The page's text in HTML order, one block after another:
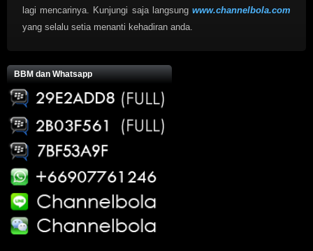
lagi mencarinya. Kunjungi saja langsung www.channelbola.com
yang selalu setia menanti kehadiran anda.
BBM dan Whatsapp